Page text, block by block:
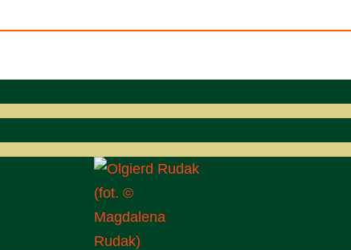
(fot. ©
Magdalena
Rudak)